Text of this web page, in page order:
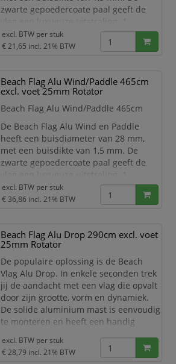
zwarte gepoedercoate paal geeft de
systeem, 2 vormen; de prints van de
Beach Flag Alu Wind en Paddle hebben
Van tankstations tot winkelcentra en
evenementen; Beachflags zijn razend
eenvoudig te monteren en h
excl. BTW perstuk
€ 21,65 incl. 21% BTW
Beach Flag Alu Wind/Paddle 465cm
excl. voet 25mm Rotator
Beach Flag Alu Wind/Paddle 465cm
De Beach Flag Alu Wind en Paddle
heeft een buisdiameter van 28 mm,
met een buisdikte van 1,5 mm. De
zwarte gepoedercoate paal geeft de
systeem, 2 vormen; de prints van de
Beach Flag Alu Wind en Paddle hebben
Van tankstations tot winkelcentra en
evenementen; Beachflags zijn razend
eenvoudig te monteren en h
excl. BTW perstuk
€ 36,86 incl. 21% BTW
Beach Flag Alu Drop 290cm excl. voet
25mm Rotator
De populaire oplossing is de Beach
Vlag Alu Drop. In enkele seconden trek
jij de aandacht met een vlag die opvalt
door zijn grootte, vorm en dynamiek.
De solide aluminium mast is eenvoudig
te monteren en heeft een handig
benzinestations tot winkelcentra en
evenementen.
excl. BTW perstuk
€ 28,79 incl. 21% BTW